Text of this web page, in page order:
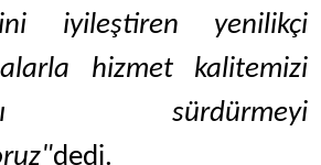
iyileştiren yenilikçi
hizmet kalitemizi
sürdürmeyi
dedi.